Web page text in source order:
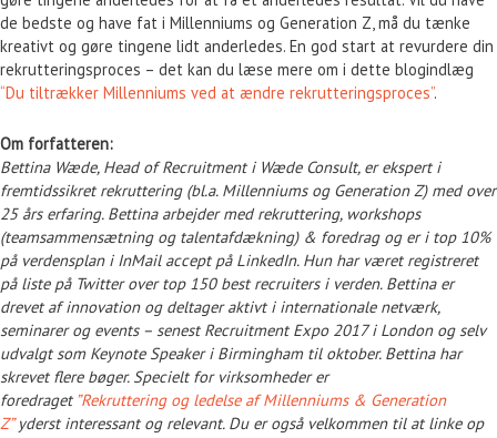
de bedste og have fat i Millenniums og Generation Z, må du tænke
kreativt og gøre tingene lidt anderledes. En god start at revurdere din
rekrutteringsproces – det kan du læse mere om i dette blogindlæg
“Du tiltrækker Millenniums ved at ændre rekrutteringsproces”.
Om forfatteren:
Bettina Wæde, Head of Recruitment i Wæde Consult, er ekspert i
fremtidssikret rekruttering (bl.a. Millenniums og Generation Z) med over
25 års erfaring. Bettina arbejder med rekruttering, workshops
(teamsammensætning og talentafdækning) & foredrag og er i top 10%
på verdensplan i InMail accept på LinkedIn. Hun har været registreret
på liste på Twitter over top 150 best recruiters i verden. Bettina er
drevet af innovation og deltager aktivt i internationale netværk,
seminarer og events – senest Recruitment Expo 2017 i London og selv
udvalgt som Keynote Speaker i Birmingham til oktober. Bettina har
skrevet flere bøger. Specielt for virksomheder er
foredraget ”Rekruttering og ledelse af Millenniums & Generation
Z”yderst interessant og relevant. Du er også velkommen til at linke op